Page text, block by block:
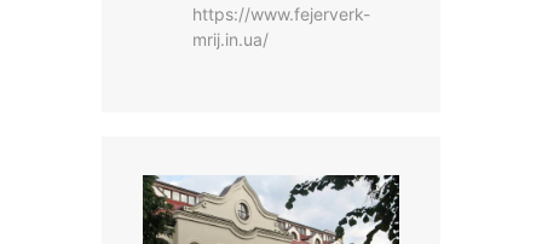
https://www.fejerverk-
mrij.in.ua/